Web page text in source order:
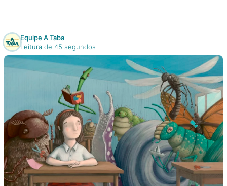
Colecionáveis
Cursos On line
Eventos
Podcast
Equipe A Taba
Leitura de 45 segundos